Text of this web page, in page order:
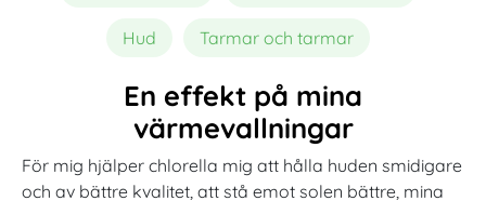
Hud Tarmar och tarmar
En effekt på mina
värmevallningar
För mig hjälper chlorella mig att hålla huden smidigare
och av bättre kvalitet, att stå emot solen bättre, mina